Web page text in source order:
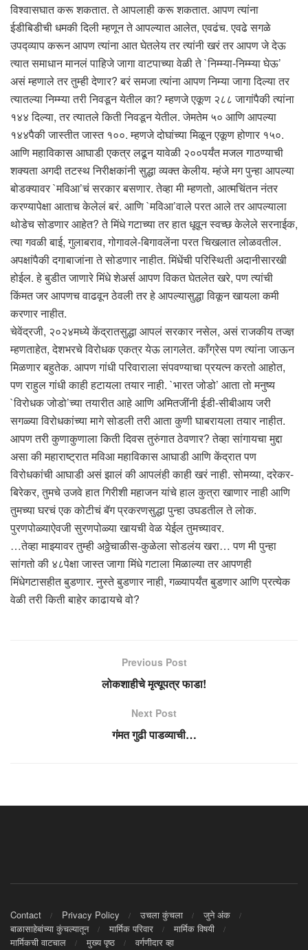
विश्वासघात करू शकतात. ते आपलाही करू शकतात. आपण त्यांना
ईडीबिडीची धमकी दिली म्हणून ते आपल्यात आलेत, एवढंच. एवढे सगळे
उपद्व्याप करून आपण त्यांना आत घेतलेय तर त्यांनी खरं तर आपण जे देऊ
त्यात समाधान मानलं पाहिजे जागा वाटपाच्या वेळी ते `निम्म्या-निम्म्या घेऊ’
असं म्हणाले तर तुम्ही देणार? बरं समजा त्यांना आपण निम्या जागा दिल्या तर
त्यातल्या निम्म्या तरी निवडून येतील का? म्हणजे एकूण २८८ जागांपैकी त्यांना
१४४ दिल्या, तर त्यातले किती निवडून येतील. जेमतेम ५० आणि आपल्या
१४४पैकी जास्तीत जास्त १००. म्हणजे दोघांच्या मिळून एकूण होणार १५०.
आणि महाविकास आघाडी एकत्र लढून यावेळी २००पर्यंत मजल गाठण्याची
शक्यता अगदी तटस्थ निरीक्षकांनी सुद्धा व्यक्त केलीय. म्हंजे मग पुन्हा आपल्या
बोडक्यावर `मविआ’चं सरकार बसणार. तेव्हा मी म्हणतो, आत्मचिंतन नंतर
करण्यापेक्षा आताच केलेलं बरं. आणि `मविआ’वाले परत आले तर आपल्याला
थोडेच सोडणार आहेत? ते मिंधे गटाच्या तर हात धूवून स्वच्छ केलेले सरनाईक,
त्या गवळी बाई, गुलाबराव, गोगावले-बिगावलेंना परत चिखलात लोळवतील.
अपक्षांपैकी दगाबाजांना ते सोडणार नाहीत. मिंधेंची परिस्थिती अदानीसारखी
होईल. हे बुडीत जाणारे मिंधे शेअर्स आपण विकत घेतलेत खरे, पण त्यांची
किंमत जर आपणच वाढवून ठेवली तर हे आपल्यासुद्धा विकून खायला कमी
करणार नाहीत.
चेवेंद्रजी, २०२४मध्ये केंद्रातसुद्धा आपलं सरकार नसेल, असं राजकीय तज्ज्ञ
म्हणताहेत, देशभरचे विरोधक एकत्र येऊ लागलेत. काँग्रेस पण त्यांना जाऊन
मिळणार बहुतेक. आपण गांधी परिवाराला संपवण्याचा प्रयत्न करतो आहोत,
पण राहुल गांधी काही हटायला तयार नाही. `भारत जोडो’ आता तो मनुष्य
`विरोधक जोडो’च्या तयारीत आहे आणि अमितजींनी ईडी-सीबीआय जरी
सगळ्या विरोधकांच्या मागे सोडली तरी आता कुणी घाबरायला तयार नाहीत.
आपण तरी कुणाकुणाला किती दिवस तुरुंगात ठेवणार? तेव्हा सांगायचा मुद्दा
असा की महाराष्ट्रात मविआ महाविकास आघाडी आणि केंद्रात पण
विरोधकांची आघाडी असं झालं की आपलंही काही खरं नाही. सोमय्या, दरेकर-
बिरेकर, तुमचे उजवे हात गिरीशी महाजन यांचे हाल कुत्रा खाणार नाही आणि
तुमच्या घरचं एक कोटीचं बॅग प्रकरणसुद्धा पुन्हा उघडतील ते लोक.
पुरणपोळ्याऐवजी सुरणपोळ्या खायची वेळ येईल तुमच्यावर.
…तेव्हा माझ्यावर तुम्ही अठ्ठेचाळीस-कुळेला सोडलंय खरा… पण मी पुन्हा
सांगतो की ४८पेक्षा जास्त जागा मिंधे गटाला मिळाल्या तर आपणही
मिंधेगटासहीत बुडणार. नुस्ते बुडणार नाही, गळ्यापर्यंत बुडणार आणि प्रत्येक
वेळी तरी किती बाहेर काढायचे वो?
Previous Post
लोकशाहीचे मृत्यूपत्र फाडा!
Next Post
गंमत गुढी पाडव्याची…
Contact Privacy Policy उचला कुंचला
जुने अंक
बाळासाहेबांच्या कुंचल्यातून
मार्मिक परिवार
मार्मिक विषयी
मार्मिकची वाटचाल
मुख्य पृष्ठ वर्गणीदार व्हा